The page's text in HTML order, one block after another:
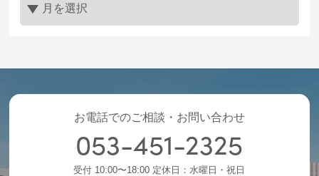
お電話でのご相談・お問い合わせ
053-451-2325
受付 10:00〜18:00 定休日：水曜日・祝日